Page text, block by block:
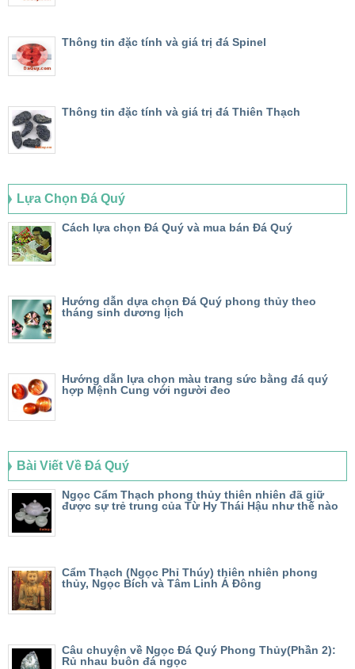
Thông tin đặc tính và giá trị đá Spinel
Thông tin đặc tính và giá trị đá Thiên Thạch
Lựa Chọn Đá Quý
Cách lựa chọn Đá Quý và mua bán Đá Quý
Hướng dẫn dựa chọn Đá Quý phong thủy theo
tháng sinh dương lịch
Hướng dẫn lựa chọn màu trang sức bằng đá quý
hợp Mệnh Cung với người đeo
Bài Viết Về Đá Quý
Ngọc Cẩm Thạch phong thủy thiên nhiên đã giữ
được sự trẻ trung của Từ Hy Thái Hậu như thế nào
Cẩm Thạch (Ngọc Phỉ Thúy) thiên nhiên phong
thủy, Ngọc Bích và Tâm Linh Á Đông
Câu chuyện về Ngọc Đá Quý Phong Thủy(Phần 2):
Rủ nhau buôn đá ngọc